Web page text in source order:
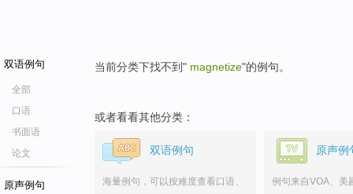
双语例句
全部
口语
书面语
论文
原声例句
当前分类下找不到" magnetize"的例句。
或者看看其他分类：
双语例句
海量例句，可以按难度查看口语、
原声例
例句来自VOA、美